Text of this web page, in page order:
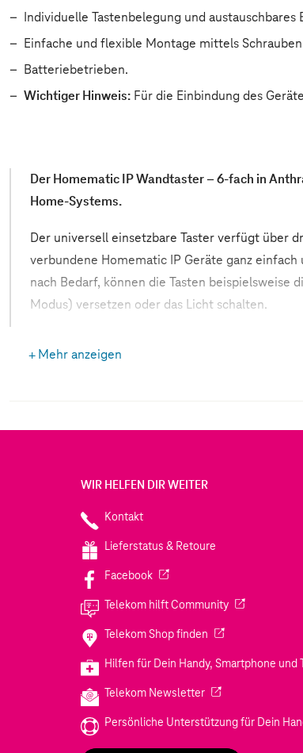
Individuelle Tastenbelegung und
Einfache und flexible Montage mittels
Batteriebetrieben.
Wichtiger Hinweis: Für die Einbindung des
Der Homematic IP Wandtaster – 6-fach in
Home-Systems.
Der universell einsetzbare Taster verfügt über
verbundene Homematic IP Geräte ganz
nach Bedarf, können die Tasten beispielsweise
Modus) versetzen oder das Licht schalten.
werden. Denkbar wäre dann zum Beispiel, dass
Mehr anzeigen
WIR HELFEN DIR WEITER
Kontakt
Lieferstatus & Retoure
Facebook(Wird in einem neuen Tab
Telekom hilft Community(Wird in
Telekom Shop finden (Wird in einem
Hilfen für Dein Handy, Smartphone und
Telekom Newsletter(Wird in einem
Persönliche Unterstützung für Dein